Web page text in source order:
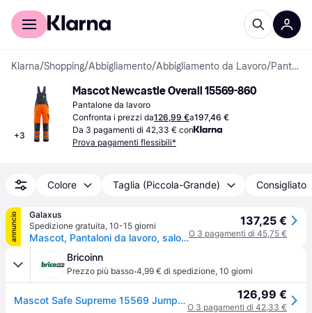
Per il tuo shopping
Klarna/Shopping/Abbigliamento/Abbigliamento da Lavoro/ Pantaloni da lavoro
+3
Mascot Newcastle Overall 15569-860
Pantalone da lavoro
Confronta i prezzi da126,99 €a197,46 €
Da 3 pagamenti di 42,33 € con
Prova pagamenti flessibili*
Colore Taglia (Piccola-Grande) Consigliato
annuncio
Galaxus
Spedizione gratuita, 10-15 giorni
Mascot, Pantaloni da lavoro, salopette unisex ad alta visibilità Newcastle arancione, antracite scuro taglia 52 (L)
137,25 €
O 3 pagamenti di 45,75 €
Bricoinn
Prezzo più basso·4,99 € di spedizione, 10 giorni
Mascot Safe Supreme 15569 Jumpsuit With Knee Pad Pockets Verde 46 / 76 126,99 €
O 3 pagamenti di 42,33 €